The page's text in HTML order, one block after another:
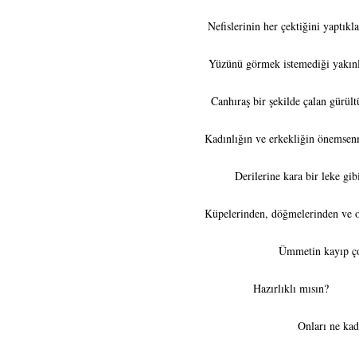
Nefislerinin her çektiğini
Yüzünü görmek istemediği
Canhıraş bir şekilde çalan
Kadınlığın ve erkekliğin
Derilerine kara bir leke
Küpelerinden, döğmelerinden ve
Ümmetin kayıp
Onları ne